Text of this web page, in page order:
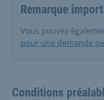
Remarque
Vous pouvez
pour une demande
Conditions